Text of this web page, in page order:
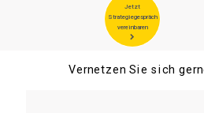
Jetzt
Strategiegespräch
vereinbaren
Vernetzen Sie sich